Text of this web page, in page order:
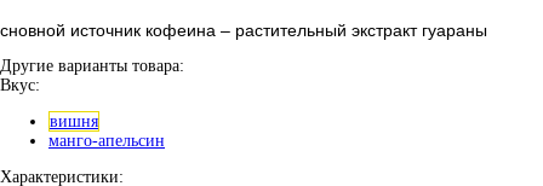
сновной источник кофеина – растительный экстракт гуараны
Другие варианты товара:
Вкус:
вишня
манго-апельсин
Характеристики: